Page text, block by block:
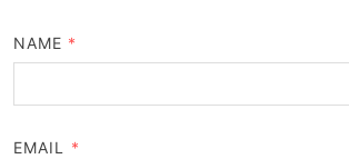
NAME *
EMAIL *